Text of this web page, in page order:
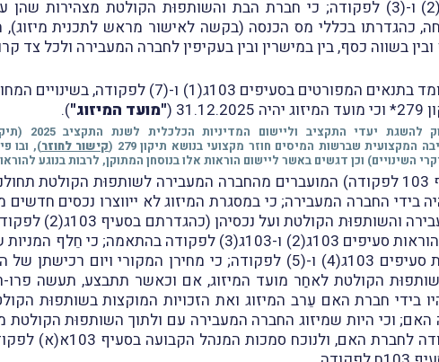
בשווה כסף, בין במישרין ובין בעקיפין לחברה המעבירה ולכל צד
במסגרת החלטת המיסוי אוּשר, כי המיזוג עומד
"מועד המיזוג").
קישור לחוזר
וכן דגשים באשר ליישום הוראות אלו בנוסחן המתוקן, לרבות בנוגע
החברה המעבירה; כי במסגרת המיזוג לא ייווצרו נכסים חדשים
מוניטין וכו'; כי על
הנדרשת (כהגדרתה בסעיף 103 לפקודה) הוראות סעיפים 103ג(2)
זכויות בשותפוּת הקולטת בהתאם להוראות סעיפים 103ג(4) ו-(5) לפקודה;
השותפוּת הקולטת לאחַר מועד המיזוג, אם וכאשר תתבצע, תעשה
בידי חברת האם עֵרב המיזוג ואת הזכויות המוקצות בשותפוּת
וכי היות שמיזוג החברה המעבירה עם ולתוך השותפוּת
המעבירה בהתאם להוראות